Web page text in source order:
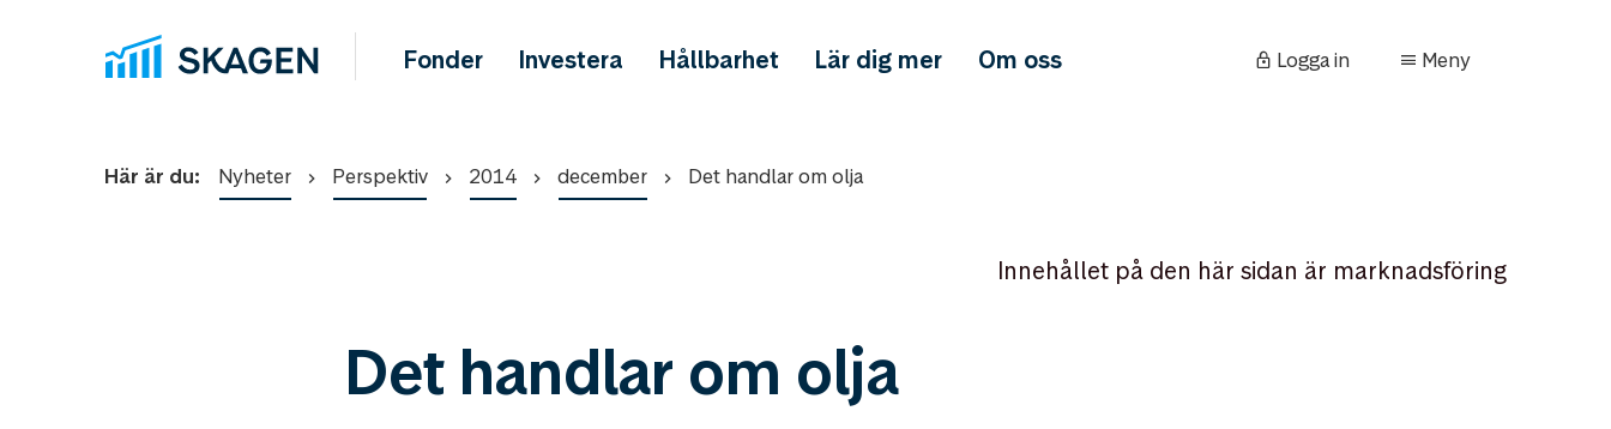
Fonder Investera Hållbarhet Lär dig mer Om oss Logga in Meny
Här är du: Nyheter Perspektiv 2014 december Det handlar om olja
Innehållet på den här sidan är marknadsföring
Det handlar om olja